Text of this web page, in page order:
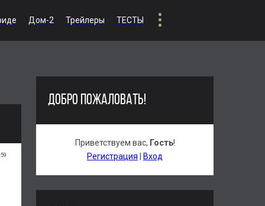
Дом-2 Трейлеры ТЕСТЫ
ДОБРО ПОЖАЛОВАТЬ!
Приветствуем вас, Гость!
Регистрация
Вход